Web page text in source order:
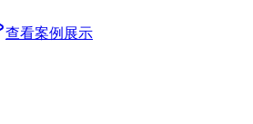
查看案例展示